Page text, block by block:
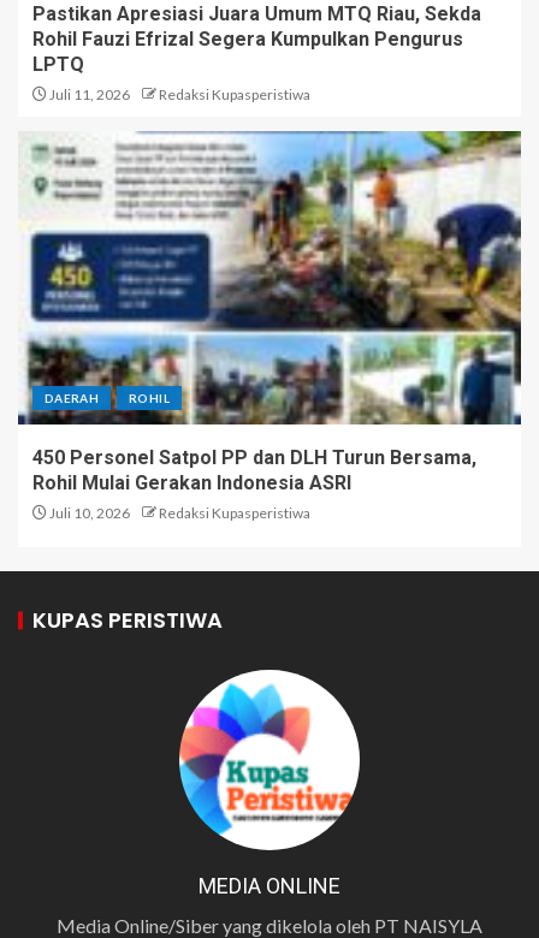
Pastikan Apresiasi Juara Umum MTQ Riau, Sekda
Rohil Fauzi Efrizal Segera Kumpulkan Pengurus
LPTQ
Juli 11, 2026 Redaksi Kupasperistiwa
DAERAH ROHIL
450 Personel Satpol PP dan DLH Turun Bersama,
Rohil Mulai Gerakan Indonesia ASRI
Juli 10, 2026 Redaksi Kupasperistiwa
KUPAS PERISTIWA
MEDIA ONLINE
Media Online/Siber yang dikelola oleh PT NAISYLA